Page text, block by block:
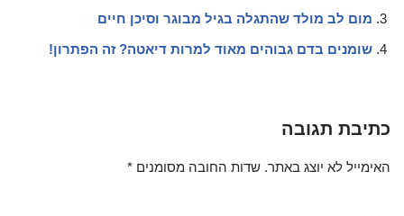
מום לב מולד שהתגלה בגיל מבוגר וסיכן חיים
שומנים בדם גבוהים מאוד למרות דיאטה? זה הפתרון!
כתיבת תגובה
האימייל לא יוצג באתר. שדות החובה מסומנים *